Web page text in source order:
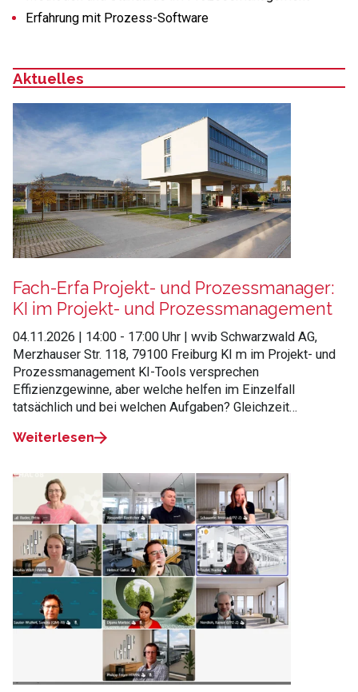
Erfahrung mit Prozess-Software
Aktuelles
:
Fach-Erfa Projekt- und Prozessmanager:
KI im Projekt- und Prozessmanagement
04.11.2026 | 14:00 - 17:00 Uhr | wvib Schwarzwald AG,
Merzhauser Str. 118, 79100 Freiburg KI m im Projekt- und
Prozessmanagement KI-Tools versprechen
Effizienzgewinne, aber welche helfen im Einzelfall
tatsächlich und bei welchen Aufgaben? Gleichzeit…
Weiterlesen